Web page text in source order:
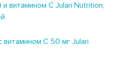
и витамином С Julari Nutrition,
С 50 мг Julari